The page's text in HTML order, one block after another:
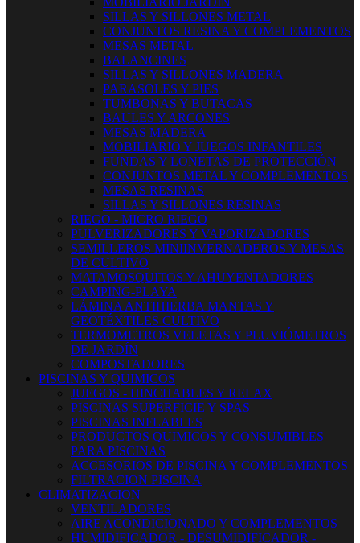
SILLAS Y SILLONES METAL
CONJUNTOS RESINA Y COMPLEMENTOS
MESAS METAL
BALANCINES
SILLAS Y SILLONES MADERA
PARASOLES Y PIES
TUMBONAS Y BUTACAS
BAULES Y ARCONES
MESAS MADERA
MOBILIARIO Y JUEGOS INFANTILES
FUNDAS Y LONETAS DE PROTECCIÓN
CONJUNTOS METAL Y COMPLEMENTOS
MESAS RESINAS
SILLAS Y SILLONES RESINAS
RIEGO - MICRO RIEGO
PULVERIZADORES Y VAPORIZADORES
SEMILLEROS MINIINVERNADEROS Y MESAS
DE CULTIVO
MATAMOSQUITOS Y AHUYENTADORES
CAMPING-PLAYA
LÁMINA ANTIHIERBA MANTAS Y
GEOTÉXTILES CULTIVO
TERMOMETROS VELETAS Y PLUVIÓMETROS
DE JARDÍN
COMPOSTADORES
PISCINAS Y QUIMICOS
JUEGOS - HINCHABLES Y RELAX
PISCINAS SUPERFICIE Y SPAS
PISCINAS INFLABLES
PRODUCTOS QUIMICOS Y CONSUMIBLES
PARA PISCINAS
ACCESORIOS DE PISCINA Y COMPLEMENTOS
FILTRACION PISCINA
CLIMATIZACION
VENTILADORES
AIRE ACONDICIONADO Y COMPLEMENTOS
HUMIDIFICADOR - DESUMIDIFICADOR -